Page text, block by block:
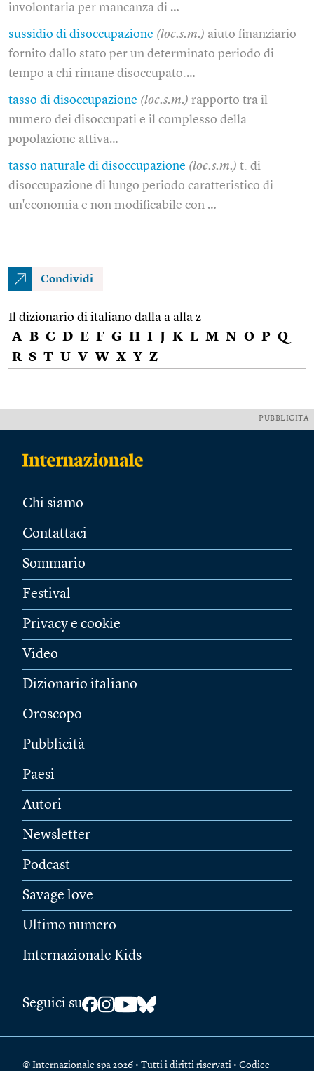
involontaria per mancanza di …
sussidio di disoccupazione (loc.s.m.) aiuto finanziario
fornito dallo stato per un determinato periodo di
tempo a chi rimane disoccupato.…
tasso di disoccupazione (loc.s.m.) rapporto tra il
numero dei disoccupati e il complesso della
popolazione attiva…
tasso naturale di disoccupazione (loc.s.m.) t. di
disoccupazione di lungo periodo caratteristico di
un'economia e non modificabile con …
Condividi
Il dizionario di italiano dalla a alla z
A B C D E F G H I J K L M N O P Q
R S T U V W X Y Z
PUBBLICITÀ
Chi siamo
Contattaci
Sommario
Festival
Privacy e cookie
Video
Dizionario italiano
Oroscopo
Pubblicità
Paesi
Autori
Newsletter
Podcast
Savage love
Ultimo numero
Internazionale Kids
Seguici su
© Internazionale spa 2026 • Tutti i diritti riservati • Codice